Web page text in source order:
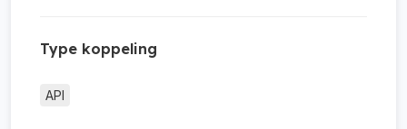
Type koppeling
API